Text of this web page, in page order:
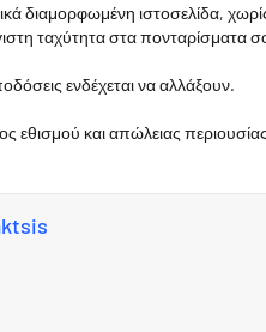
διαμορφωμένη ιστοσελίδα,
ταχύτητα στα πονταρίσματα
ενδέχεται να αλλάξουν.
εθισμού και απώλειας